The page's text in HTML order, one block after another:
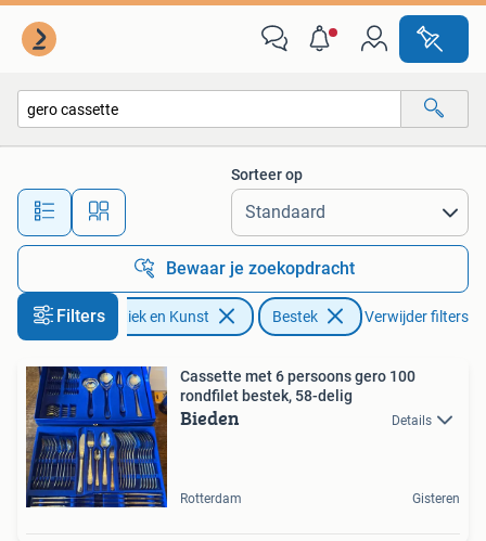
Alle afstanden…
Sorteer op
Bewaar je zoekopdracht
FiltersAntiek en Kunst Bestek Verwijder filters
Cassette met 6 persoons gero 100
rondfilet bestek, 58-delig
Bieden Details
Rotterdam Gisteren